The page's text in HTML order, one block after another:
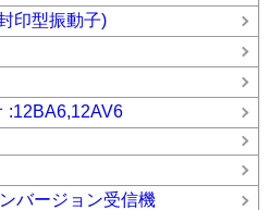
印型振動子)
:12BA6,12AV6
バージョン受信機